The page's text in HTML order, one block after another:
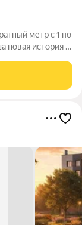
метр с 1 по
новая история 1.
квартир,